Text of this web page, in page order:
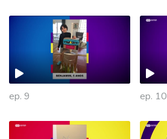
ep. 9 ep. 10
475870